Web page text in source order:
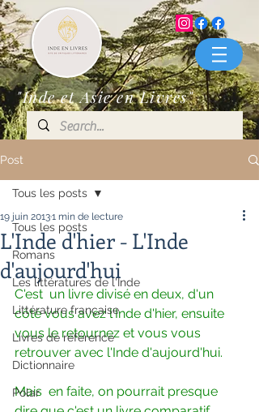
"Inde et Asie en Livres"
Post
Tous les posts
Romans
Les littératures de l'Inde
Littérature française
Livres de référence
Dictionnaire
Polar
Tous les posts
L'Inde d'hier - L'Inde
d'aujourd'hui
19 juin 20131 min de lecture
C'est  un livre divisé en deux, d'un
côté vous avez l'Inde d'hier, ensuite
vous le retournez et vous vous
retrouver avec l'Inde d'aujourd'hui.
Mais  en faite, on pourrait presque